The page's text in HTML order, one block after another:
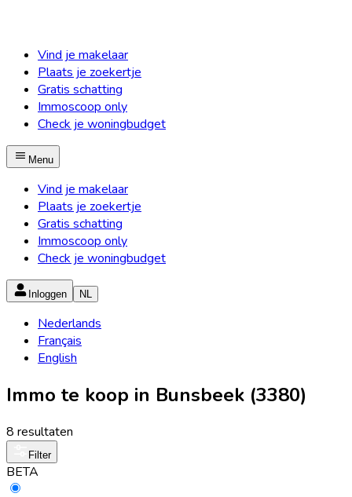
Vind je makelaar
Plaats je zoekertje
Gratis schatting
Immoscoop only
Check je woningbudget
Menu
Vind je makelaar
Plaats je zoekertje
Gratis schatting
Immoscoop only
Check je woningbudget
Inloggen NL
Nederlands
Français
English
Immo te koop in Bunsbeek (3380)
8 resultaten
Filter
BETA